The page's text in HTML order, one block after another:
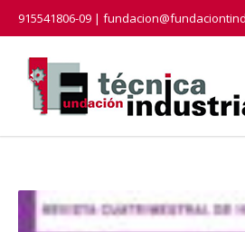
915541806-09 |